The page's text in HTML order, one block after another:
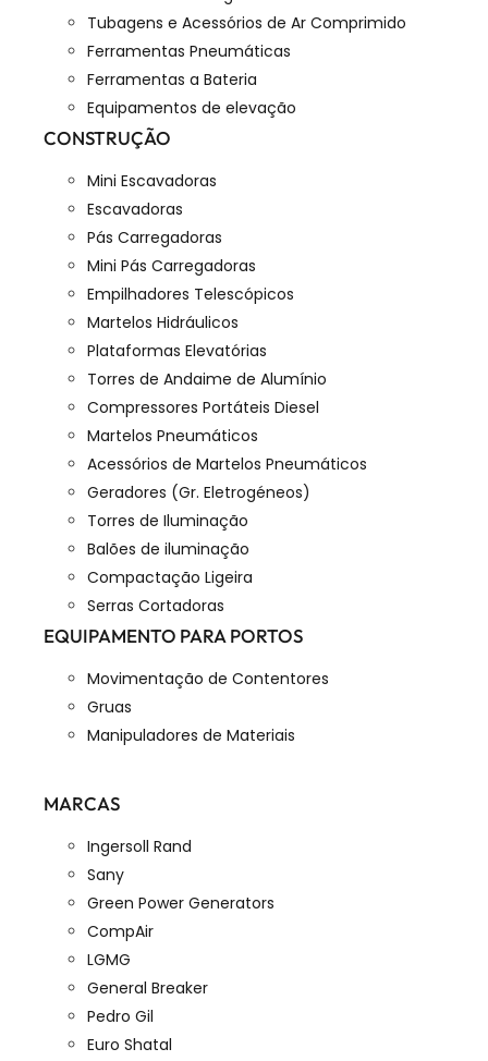
Tubagens e Acessórios de Ar Comprimido
Ferramentas Pneumáticas
Ferramentas a Bateria
Equipamentos de elevação
CONSTRUÇÃO
Mini Escavadoras
Escavadoras
Pás Carregadoras
Mini Pás Carregadoras
Empilhadores Telescópicos
Martelos Hidráulicos
Plataformas Elevatórias
Torres de Andaime de Alumínio
Compressores Portáteis Diesel
Martelos Pneumáticos
Acessórios de Martelos Pneumáticos
Geradores (Gr. Eletrogéneos)
Torres de Iluminação
Balões de iluminação
Compactação Ligeira
Serras Cortadoras
EQUIPAMENTO PARA PORTOS
Movimentação de Contentores
Gruas
Manipuladores de Materiais
MARCAS
Ingersoll Rand
Sany
Green Power Generators
CompAir
LGMG
General Breaker
Pedro Gil
Euro Shatal